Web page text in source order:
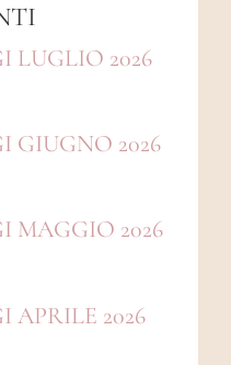
LUGLIO 2026
GIUGNO 2026
MAGGIO 2026
APRILE 2026